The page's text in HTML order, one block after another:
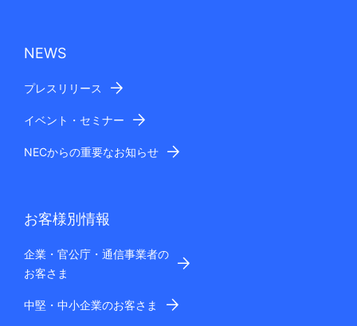
NEWS
プレスリリース
イベント・セミナー
NECからの重要なお知らせ
お客様別情報
企業・官公庁・通信事業者の
お客さま
中堅・中小企業のお客さま